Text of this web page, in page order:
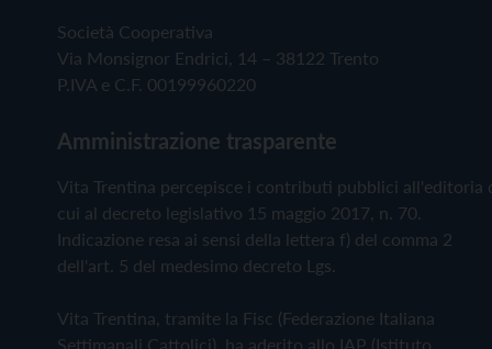
Società Cooperativa
Via Monsignor Endrici, 14 – 38122 Trento
P.IVA e C.F. 00199960220
Amministrazione trasparente
Vita Trentina percepisce i contributi pubblici all'editoria
cui al decreto legislativo 15 maggio 2017, n. 70.
Indicazione resa ai sensi della lettera f) del comma 2
dell'art. 5 del medesimo decreto Lgs.
Vita Trentina, tramite la Fisc (Federazione Italiana
Settimanali Cattolici), ha aderito allo IAP (Istituto